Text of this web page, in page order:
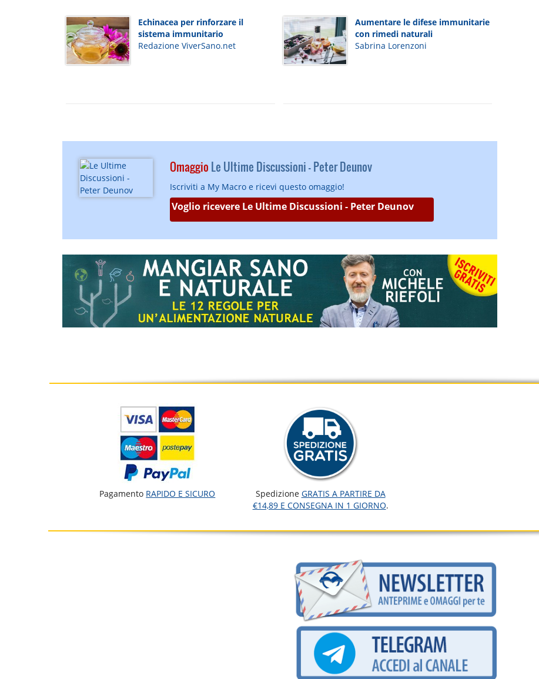
Echinacea per rinforzare il
sistema immunitario
Redazione ViverSano.net
Aumentare le difese immunitarie
con rimedi naturali
Sabrina Lorenzoni
Omaggio Le Ultime Discussioni - Peter Deunov
Iscriviti a My Macro e ricevi questo omaggio!
Voglio ricevere Le Ultime Discussioni - Peter Deunov
Pagamento RAPIDO E SICURO Spedizione GRATIS A PARTIRE DA
€14,89 E CONSEGNA IN 1 GIORNO.